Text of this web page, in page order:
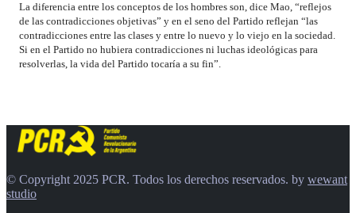
La diferencia entre los conceptos de los hombres son, dice Mao, “reflejos
de las contradicciones objetivas” y en el seno del Partido reflejan “las
contradicciones entre las clases y entre lo nuevo y lo viejo en la sociedad.
Si en el Partido no hubiera contradicciones ni luchas ideológicas para
resolverlas, la vida del Partido tocaría a su fin”.
© Copyright 2025 PCR. Todos los derechos reservados. by wewant
studio